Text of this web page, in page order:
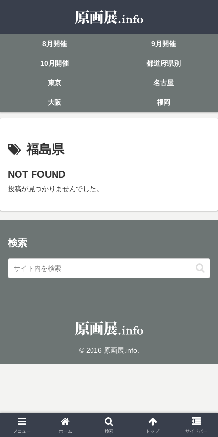
8月開催 9月開催
10月開催 都道府県別
東京 名古屋
大阪 福岡
福島県
NOT FOUND
投稿が見つかりませんでした。
検索
© 2016 原画展.info.
メニュー ホーム 検索 トップ サイドバー